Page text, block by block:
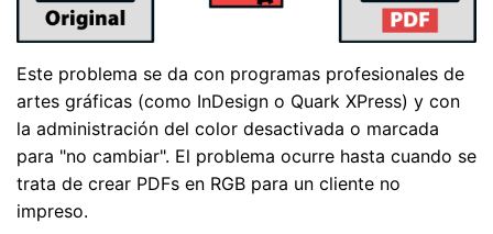
Este problema se da con programas profesionales de
artes gráficas (como InDesign o Quark XPress) y con
la administración del color desactivada o marcada
para "no cambiar". El problema ocurre hasta cuando se
trata de crear PDFs en RGB para un cliente no
impreso.